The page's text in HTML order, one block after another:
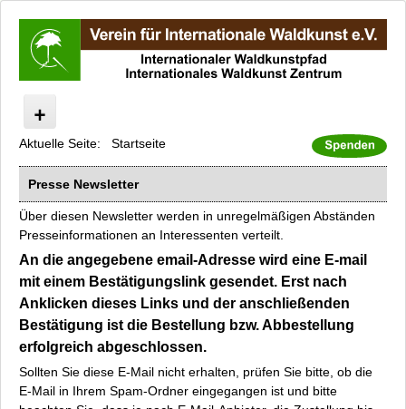
Start
Internationaler Waldkunstpfad
Kunst/Wald/Fossil
Modaukunstpfad
Presse
Kataloge und Filme
Anfahrt
Newsletter
Datenschutz
Aktuelle Seite: Startseite
Presse Newsletter
Über diesen Newsletter werden in unregelmäßigen Abständen
Presseinformationen an Interessenten verteilt.
An die angegebene email-Adresse wird eine E-mail
mit einem Bestätigungslink gesendet. Erst nach
Anklicken dieses Links und der anschließenden
Bestätigung ist die Bestellung bzw. Abbestellung
erfolgreich abgeschlossen.
Sollten Sie diese E-Mail nicht erhalten, prüfen Sie bitte, ob die
E-Mail in Ihrem Spam-Ordner eingegangen ist und bitte